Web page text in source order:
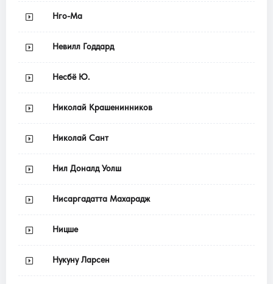
Нго-Ма
Невилл Годдард
Несбё Ю.
Николай Крашенинников
Николай Сант
Нил Доналд Уолш
Нисаргадатта Махарадж
Ницше
Нукуну Ларсен